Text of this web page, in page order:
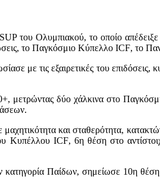
SUP του Ολυμπιακού, το οποίο
το Παγκόσμιο Κύπελλο ICF, το
με τις εξαιρετικές του επιδόσεις,
μετρώντας δύο χάλκινα στο
και σταθερότητα,
Κυπέλλου ICF, 6η θέση στο
κατηγορία Παίδων, σημείωσε 10η